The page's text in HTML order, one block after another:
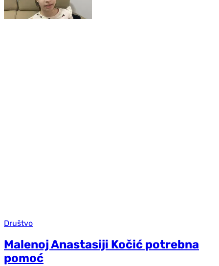
Društvo
Malenoj Anastasiji Kočić potrebna
pomoć